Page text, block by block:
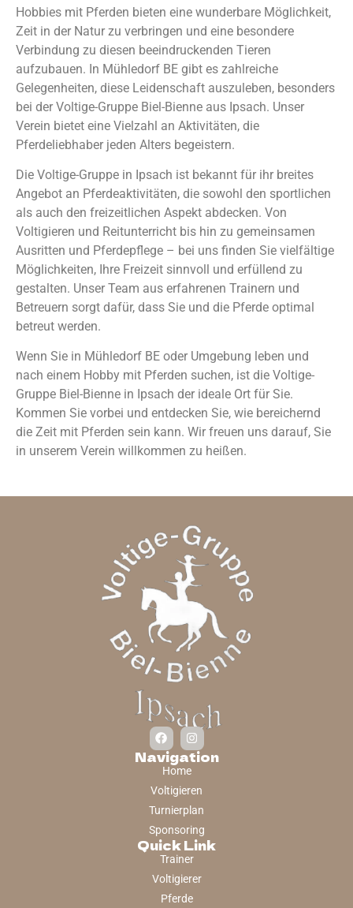
Hobbies mit Pferden bieten eine wunderbare Möglichkeit,
Zeit in der Natur zu verbringen und eine besondere
Verbindung zu diesen beeindruckenden Tieren
aufzubauen. In Mühledorf BE gibt es zahlreiche
Gelegenheiten, diese Leidenschaft auszuleben, besonders
bei der Voltige-Gruppe Biel-Bienne aus Ipsach. Unser
Verein bietet eine Vielzahl an Aktivitäten, die
Pferdeliebhaber jeden Alters begeistern.
Die Voltige-Gruppe in Ipsach ist bekannt für ihr breites
Angebot an Pferdeaktivitäten, die sowohl den sportlichen
als auch den freizeitlichen Aspekt abdecken. Von
Voltigieren und Reitunterricht bis hin zu gemeinsamen
Ausritten und Pferdepflege – bei uns finden Sie vielfältige
Möglichkeiten, Ihre Freizeit sinnvoll und erfüllend zu
gestalten. Unser Team aus erfahrenen Trainern und
Betreuern sorgt dafür, dass Sie und die Pferde optimal
betreut werden.
Wenn Sie in Mühledorf BE oder Umgebung leben und
nach einem Hobby mit Pferden suchen, ist die Voltige-
Gruppe Biel-Bienne in Ipsach der ideale Ort für Sie.
Kommen Sie vorbei und entdecken Sie, wie bereichernd
die Zeit mit Pferden sein kann. Wir freuen uns darauf, Sie
in unserem Verein willkommen zu heißen.
Navigation
Home
Voltigieren
Turnierplan
Sponsoring
Quick Link
Trainer
Voltigierer
Pferde